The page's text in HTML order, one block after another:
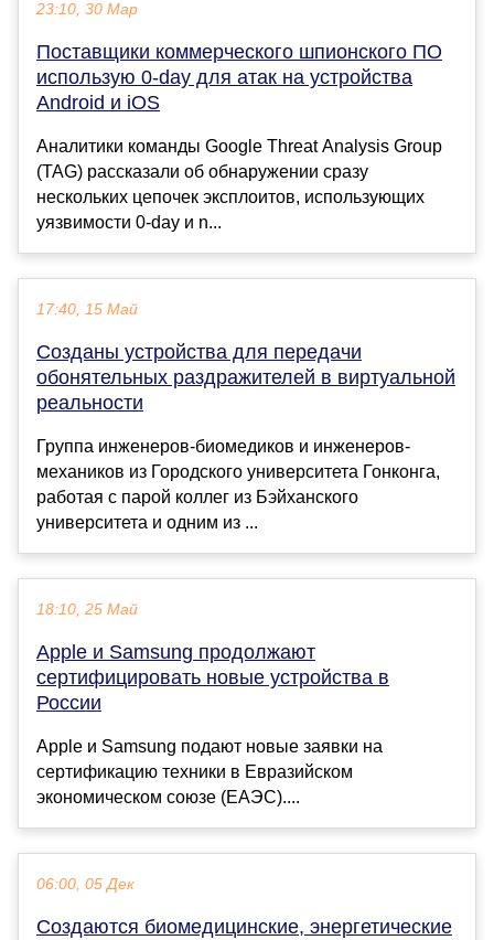
23:10, 30 Мар
Поставщики коммерческого шпионского ПО
использую 0-day для атак на устройства
Android и iOS
Аналитики команды Google Threat Analysis Group
(TAG) рассказали об обнаружении сразу
нескольких цепочек эксплоитов, использующих
уязвимости 0-day и n...
17:40, 15 Май
Созданы устройства для передачи
обонятельных раздражителей в виртуальной
реальности
Группа инженеров-биомедиков и инженеров-
механиков из Городского университета Гонконга,
работая с парой коллег из Бэйханского
университета и одним из ...
18:10, 25 Май
Apple и Samsung продолжают
сертифицировать новые устройства в
России
Apple и Samsung подают новые заявки на
сертификацию техники в Евразийском
экономическом союзе (ЕАЭС)....
06:00, 05 Дек
Создаются биомедицинские, энергетические